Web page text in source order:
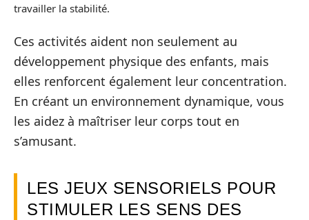
travailler la stabilité.
Ces activités aident non seulement au
développement physique des enfants, mais
elles renforcent également leur concentration.
En créant un environnement dynamique, vous
les aidez à maîtriser leur corps tout en
s’amusant.
LES JEUX SENSORIELS POUR
STIMULER LES SENS DES